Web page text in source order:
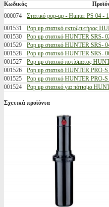
Κωδικός
000074
Στατικό pop-up - Hunter PS 04 -
001531
Pop up στατικό εκτοξευτήρας
001530
Pop up στατικό HUNTER SRS-
001529
Pop up στατικό HUNTER SRS-
001528
Pop up στατικό HUNTER SRS-
001527
Pop up στατικό ποτίσματος
001526
Pop up στατικό HUNTER PRO-
001525
Pop up στατικό HUNTER PRO-
001524
Pop up στατικό για πότισμα
Σχετικά προϊόντα